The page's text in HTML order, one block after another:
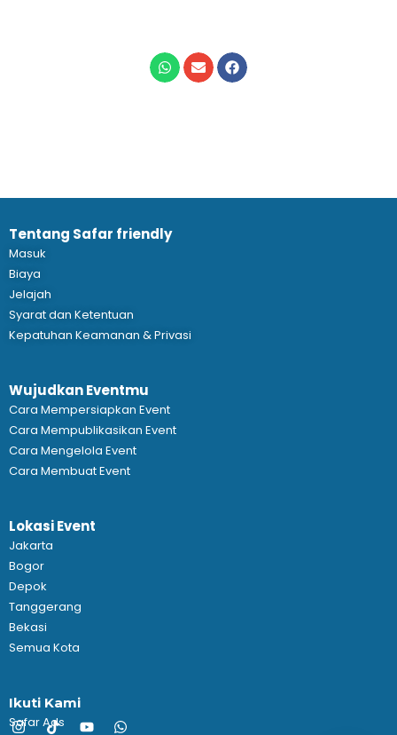
Tentang Safar friendly
Masuk
Biaya
Jelajah
Syarat dan Ketentuan
Kepatuhan Keamanan & Privasi
Wujudkan Eventmu
Cara Mempersiapkan Event
Cara Mempublikasikan Event
Cara Mengelola Event
Cara Membuat Event
Lokasi Event
Jakarta
Bogor
Depok
Tanggerang
Bekasi
Semua Kota
Ikuti Kami
Safar Ads